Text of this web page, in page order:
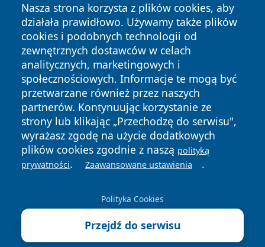
Nasza strona korzysta z plików cookies, aby
działała prawidłowo. Używamy także plików
cookies i podobnych technologii od
zewnętrznych dostawców w celach
analitycznych, marketingowych i
społecznościowych. Informacje te mogą być
przetwarzane również przez naszych
partnerów. Kontynuując korzystanie ze
strony lub klikając „Przechodzę do serwisu",
wyrażasz zgodę na użycie dodatkowych
plików cookies zgodnie z naszą polityką
prywatności. Zaawansowane ustawienia .
Polityka Cookies
Przejdź do serwisu
Copyright © 2026 przemyslonline.pl Wszystkie prawa
zastrzeżone.
News Autorzy
Polityka
Prywatności
Polityka
Cookies